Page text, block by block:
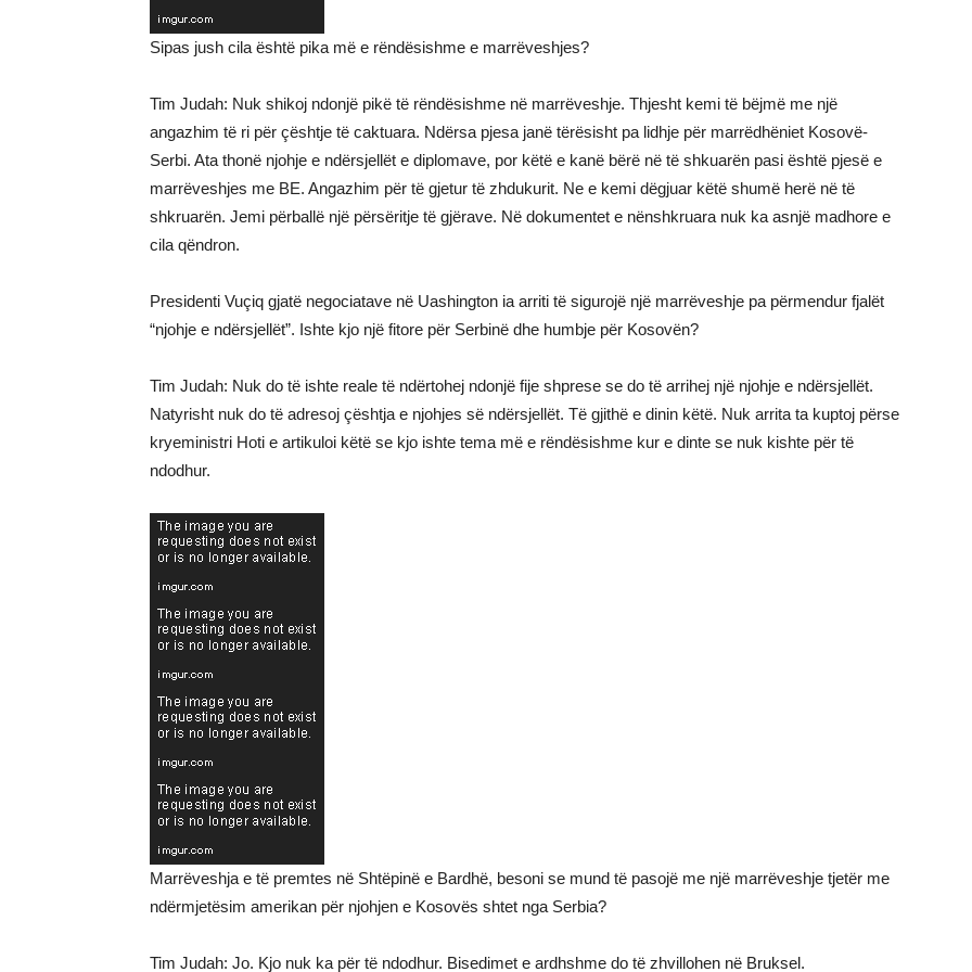
Sipas jush cila është pika më e rëndësishme e marrëveshjes?
Tim Judah: Nuk shikoj ndonjë pikë të rëndësishme në marrëveshje. Thjesht kemi të bëjmë me një
angazhim të ri për çështje të caktuara. Ndërsa pjesa janë tërësisht pa lidhje për marrëdhëniet Kosovë-
Serbi. Ata thonë njohje e ndërsjellët e diplomave, por këtë e kanë bërë në të shkuarën pasi është pjesë e
marrëveshjes me BE. Angazhim për të gjetur të zhdukurit. Ne e kemi dëgjuar këtë shumë herë në të
shkruarën. Jemi përballë një përsëritje të gjërave. Në dokumentet e nënshkruara nuk ka asnjë madhore e
cila qëndron.
Presidenti Vuçiq gjatë negociatave në Uashington ia arriti të sigurojë një marrëveshje pa përmendur fjalët
“njohje e ndërsjellët”. Ishte kjo një fitore për Serbinë dhe humbje për Kosovën?
Tim Judah: Nuk do të ishte reale të ndërtohej ndonjë fije shprese se do të arrihej një njohje e ndërsjellët.
Natyrisht nuk do të adresoj çështja e njohjes së ndërsjellët. Të gjithë e dinin këtë. Nuk arrita ta kuptoj përse
kryeministri Hoti e artikuloi këtë se kjo ishte tema më e rëndësishme kur e dinte se nuk kishte për të
ndodhur.
Marrëveshja e të premtes në Shtëpinë e Bardhë, besoni se mund të pasojë me një marrëveshje tjetër me
ndërmjetësim amerikan për njohjen e Kosovës shtet nga Serbia?
Tim Judah: Jo. Kjo nuk ka për të ndodhur. Bisedimet e ardhshme do të zhvillohen në Bruksel.